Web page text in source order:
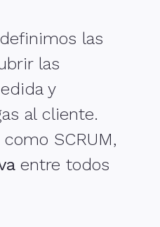
las
las
y
al cliente.
SCRUM,
entre todos